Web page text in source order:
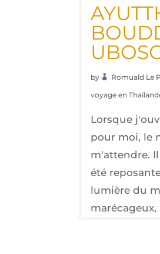
by Romuald Le
voyage en
Lorsque
pour moi, le
m'attendre.
été
lumière du
marécageux,